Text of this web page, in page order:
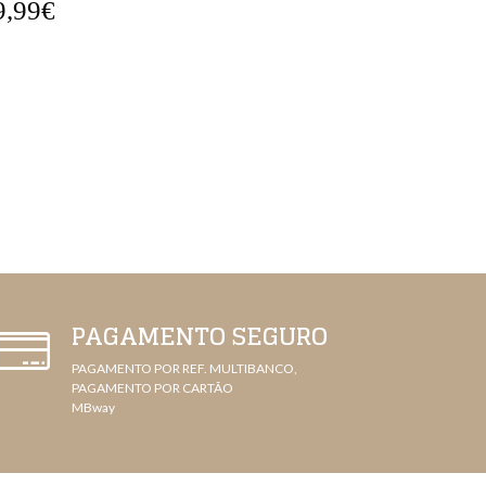
PAGAMENTO SEGURO
PAGAMENTO POR REF. MULTIBANCO,
PAGAMENTO POR CARTÃO
MBway